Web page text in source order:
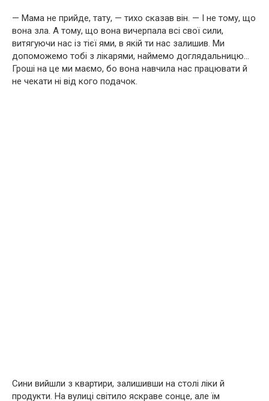
— Мама не прийде, тату, — тихо сказав він. — І не тому, що
вона зла. А тому, що вона вичерпала всі свої сили,
витягуючи нас із тієї ями, в якій ти нас залишив. Ми
допоможемо тобі з лікарями, наймемо доглядальницю…
Гроші на це ми маємо, бо вона навчила нас працювати й
не чекати ні від кого подачок.
Сини вийшли з квартири, залишивши на столі ліки й
продукти. На вулиці світило яскраве сонце, але їм